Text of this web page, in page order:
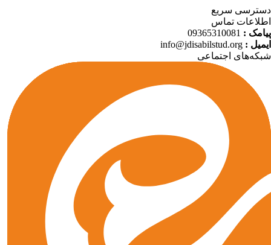
سریع
تماس
:
09365310081
:
info@jdisabilstud.org
اجتماعی